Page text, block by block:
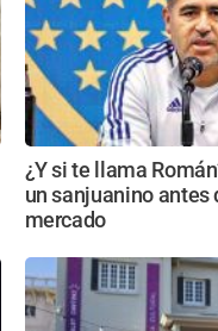
¿Y si te llama
un sanjuanino antes
mercado